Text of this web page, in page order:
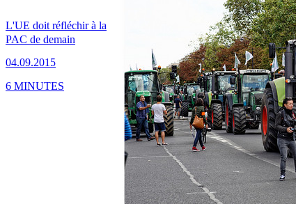
L'UE doit réfléchir à la
PAC de demain
04.09.2015
6 MINUTES